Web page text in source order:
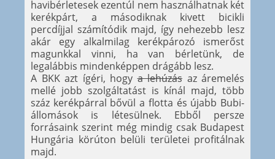
havibérletesek ezentúl nem használhatnak két
kerékpárt, a másodiknak kivett bicikli
percdíjjal számítódik majd, így nehezebb lesz
akár egy alkalmilag kerékpározó ismerőst
magunkkal vinni, ha van bérletünk, de
legalábbis mindenképpen drágább lesz.
A BKK azt ígéri, hogya lehúzás az áremelés
mellé jobb szolgáltatást is kínál majd, több
száz kerékpárral bővül a flotta és újabb Bubi-
állomások is létesülnek. Ebből persze
forrásaink szerint még mindig csak Budapest
Hungária körúton belüli területei profitálnak
majd.